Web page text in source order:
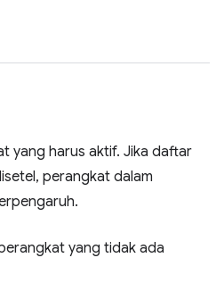
yang harus aktif. Jika daftar
perangkat dalam
yang tidak ada